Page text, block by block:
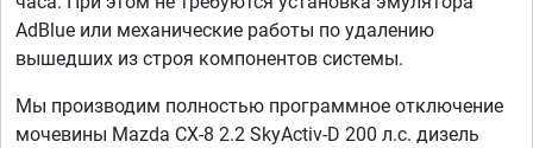
AdBlue или механические работы по удалению
вышедших из строя компонентов системы.
Мы производим полностью программное отключение
мочевины Mazda CX-8 2.2 SkyActiv-D 200 л.с. дизель